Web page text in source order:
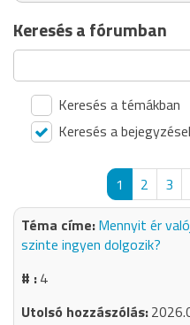
Keresés a fórumban
Keresés a témákban
Keresés a
1 2 3
Mennyit ér
szinte ingyen dolgozik?
4